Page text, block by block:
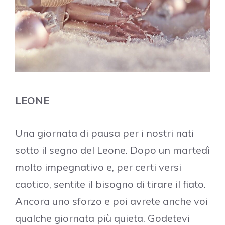
LEONE
Una giornata di pausa per i nostri nati
sotto il segno del Leone. Dopo un martedì
molto impegnativo e, per certi versi
caotico, sentite il bisogno di tirare il fiato.
Ancora uno sforzo e poi avrete anche voi
qualche giornata più quieta. Godetevi